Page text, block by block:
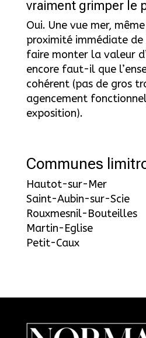
vraiment grimper le
Oui. Une vue mer,
proximité immédiate
faire monter la valeur
encore faut-il que
cohérent (pas de gros
agencement
exposition).
Communes
Hautot-sur-Mer
Saint-Aubin-sur-Scie
Rouxmesnil-Bouteilles
Martin-Eglise
Petit-Caux